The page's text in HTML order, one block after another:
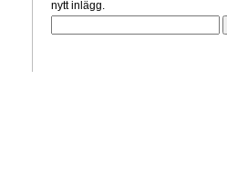
nytt inlägg.